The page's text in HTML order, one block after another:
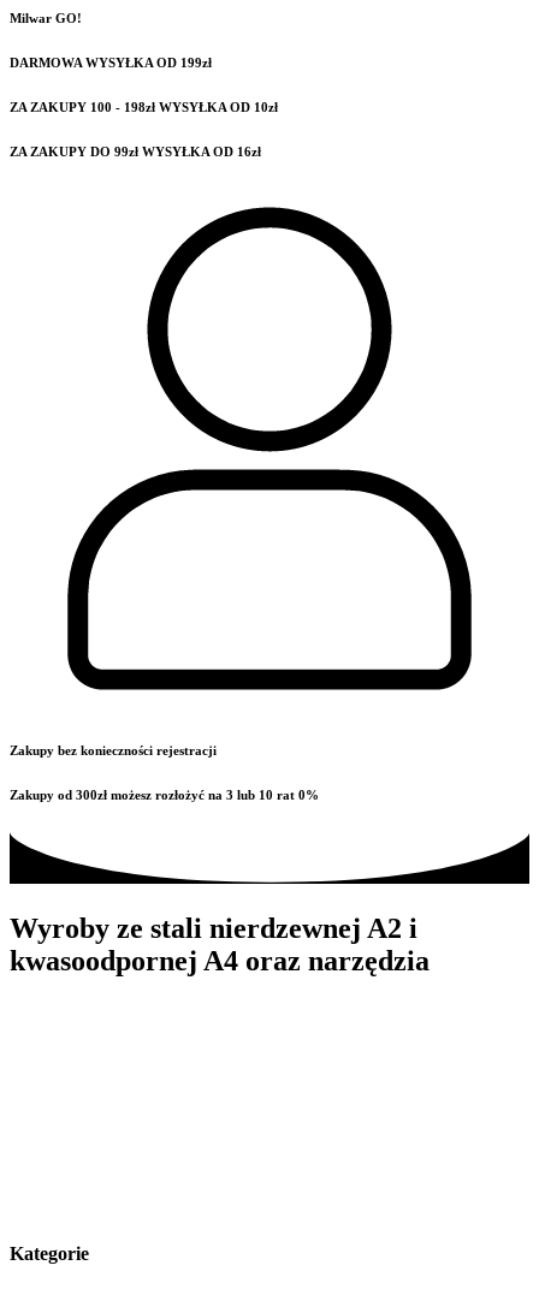
Milwar GO!
DARMOWA WYSYŁKA OD 199zł
ZA ZAKUPY 100 - 198zł WYSYŁKA OD 10zł
ZA ZAKUPY DO 99zł WYSYŁKA OD 16zł
Zakupy bez konieczności rejestracji
Zakupy od 300zł możesz rozłożyć na 3 lub 10 rat 0%
Wyroby ze stali nierdzewnej A2 i
kwasoodpornej A4 oraz narzędzia
Kategorie